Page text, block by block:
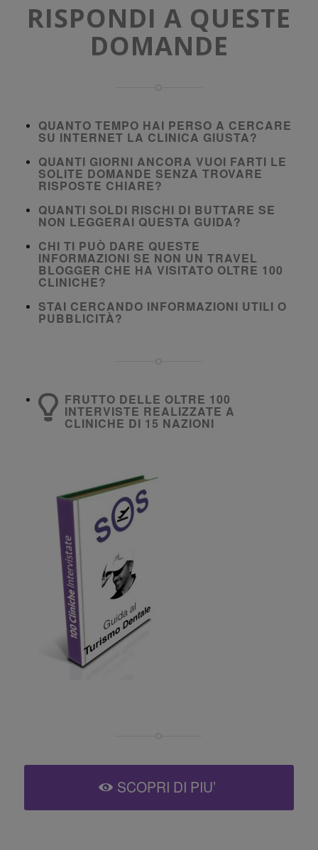
RISPONDI A QUESTE
DOMANDE
QUANTO TEMPO HAI PERSO A CERCARE
SU INTERNET LA CLINICA GIUSTA?
QUANTI GIORNI ANCORA VUOI FARTI LE
SOLITE DOMANDE SENZA TROVARE
RISPOSTE CHIARE?
QUANTI SOLDI RISCHI DI BUTTARE SE
NON LEGGERAI QUESTA GUIDA?
CHI TI PUÒ DARE QUESTE
INFORMAZIONI SE NON UN TRAVEL
BLOGGER CHE HA VISITATO OLTRE 100
CLINICHE?
STAI CERCANDO INFORMAZIONI UTILI O
PUBBLICITÀ?
FRUTTO DELLE OLTRE 100
INTERVISTE REALIZZATE A
CLINICHE DI 15 NAZIONI
SCOPRI DI PIU’